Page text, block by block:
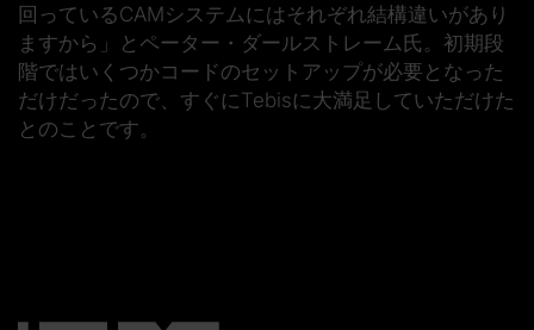
回っているCAMシステムにはそれぞれ結構違いがあり
ますから」とペーター・ダールストレーム氏。初期段
階ではいくつかコードのセットアップが必要となった
だけだったので、すぐにTebisに大満足していただけた
とのことです。